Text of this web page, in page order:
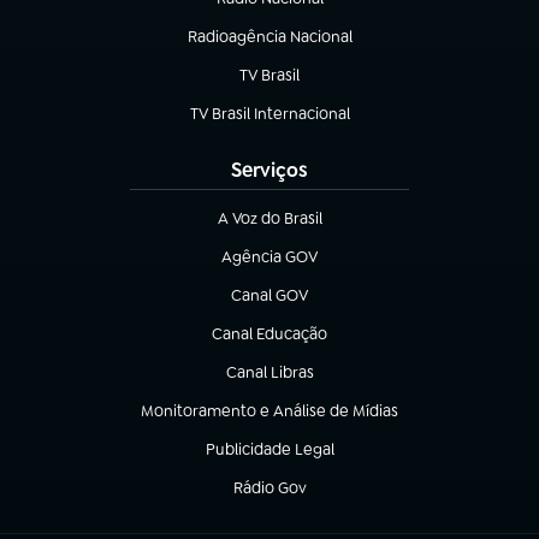
(abre em nova aba)
Radioagência Nacional
(abre em nova aba)
TV Brasil
(abre em nova aba)
TV Brasil Internacional
(abre em nova aba)
Serviços
A Voz do Brasil
(abre em nova aba)
Agência GOV
(abre em nova aba)
Canal GOV
(abre em nova aba)
Canal Educação
(abre em nova aba)
Canal Libras
(abre em nova aba)
Monitoramento e Análise de Mídias
(abre em nova aba)
Publicidade Legal
(abre em nova aba)
Rádio Gov
(abre em nova aba)